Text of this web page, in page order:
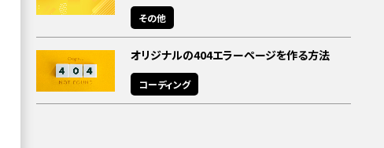
その他
オリジナルの404エラーページを作る方法
コーディング